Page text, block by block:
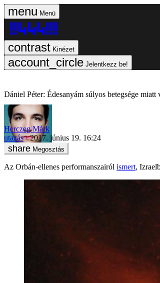
Menü
Kinézet
Jelentkezz be!
Dániel Péter: Édesanyám súlyos betegsége
Herczeg Márk
utazás
2017. június 19. 16:24
Megosztás
Az Orbán-ellenes performanszairól ismert,